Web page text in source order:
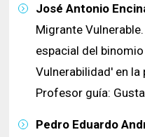
José Antonio
Migrante
espacial del
Vulnerabilidad' en la
Profesor guía:
Pedro Eduardo